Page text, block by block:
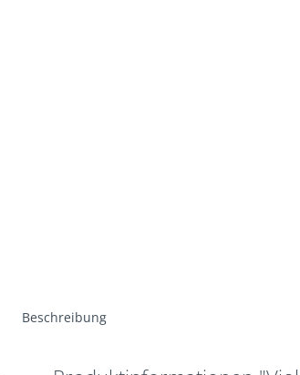
Beschreibung